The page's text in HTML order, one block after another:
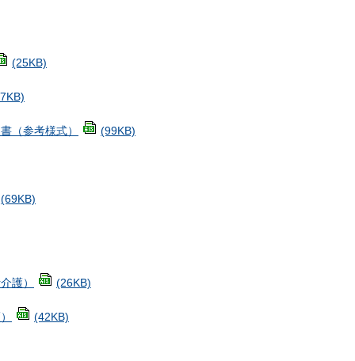
(25KB)
（参考様式） (99KB)
(69KB)
護） (26KB)
(42KB)